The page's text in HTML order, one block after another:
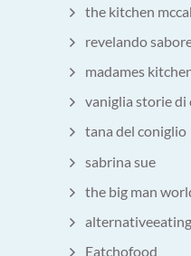
the kitchen
revelando
madames
vaniglia storie di
tana del coniglio
sabrina sue
the big man
alternativeeating
Eatchofood